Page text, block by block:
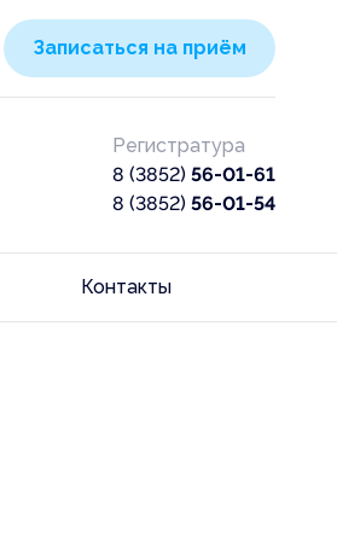
Записаться на приём
Регистратура
8 (3852) 56-01-61
8 (3852) 56-01-54
Контакты